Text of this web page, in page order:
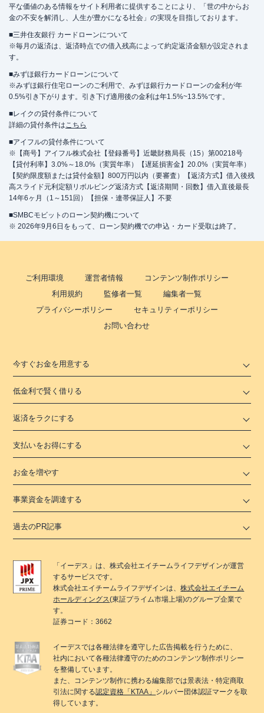
平な価値のある情報をサイト利用者に提供することにより、「世の中からお
金の不安を解消し、人生が豊かになる社会」の実現を目指しております。
■三井住友銀行 カードローンについて
※毎月の返済は、返済時点での借入残高によって約定返済金額が設定されま
す。
■みずほ銀行カードローンについて
※みずほ銀行住宅ローンのご利用で、みずほ銀行カードローンの金利が年
0.5%引き下がります。引き下げ適用後の金利は年1.5%~13.5%です。
■レイクの貸付条件について
詳細の貸付条件はこちら
■アイフルの貸付条件について
※【商号】アイフル株式会社【登録番号】近畿財務局長（15）第00218号
【貸付利率】3.0%～18.0%（実質年率）【遅延損害金】20.0%（実質年率）
【契約限度額または貸付金額】800万円以内（要審査）【返済方式】借入後残
高スライド元利定額リボルビング返済方式【返済期間・回数】借入直後最長
14年6ヶ月（1～151回）【担保・連帯保証人】不要
■SMBCモビットのローン契約機について
※ 2026年9月6日をもって、ローン契約機での申込・カード受取は終了。
ご利用環境 運営者情報
コンテンツ制作ポリシー
利用規約
監修者一覧
編集者一覧
プライバシーポリシー
セキュリティーポリシー
お問い合わせ
今すぐお金を用意する
低金利で賢く借りる
返済をラクにする
支払いをお得にする
お金を増やす
事業資金を調達する
過去のPR記事
「 イーデス 」は、株式会社エイチームライフデザインが運営
するサービスです。
株式会社エイチームライフデザインは、株式会社エイチーム
ホールディングス(東証プライム市場上場)のグループ企業で
す。
証券コード：3662
イーデスでは各種法律を遵守した広告掲載を行うために、
社内において各種法律遵守のためのコンテンツ制作ポリシー
を整備しています。
また、コンテンツ制作に携わる編集部では景表法・特定商取
引法に関する認定資格「KTAA」 シルバー団体認証マークを取
得しています。